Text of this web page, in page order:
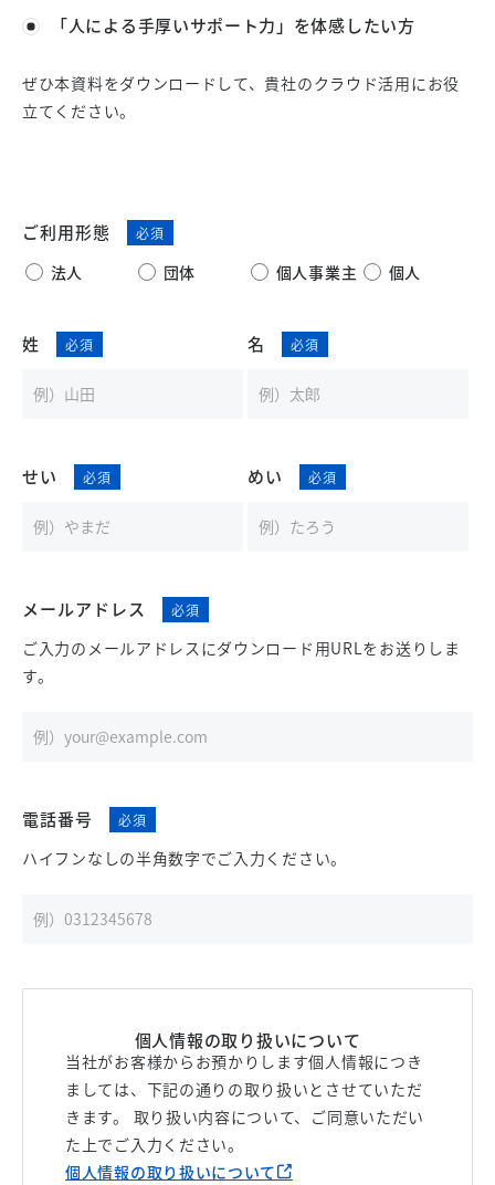
「人による手厚いサポート力」を体感したい方
ぜひ本資料をダウンロードして、貴社のクラウド活用にお役
立てください。
ご利用形態
法人 団体 個人事業主 個人
姓 名
せい めい
メールアドレス
ご入力のメールアドレスにダウンロード用URLをお送りしま
す。
電話番号
ハイフンなしの半角数字でご入力ください。
個人情報の取り扱いについて
当社がお客様からお預かりします個人情報につき
ましては、下記の通りの取り扱いとさせていただ
きます。 取り扱い内容について、ご同意いただい
た上でご入力ください。
個人情報の取り扱いについて